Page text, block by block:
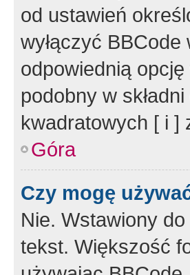
od ustawień
wyłączyć
odpowiednią
podobny w
kwadratowych [ i ]
Góra
Czy mogę
Nie. Wstawiony
tekst. Większość